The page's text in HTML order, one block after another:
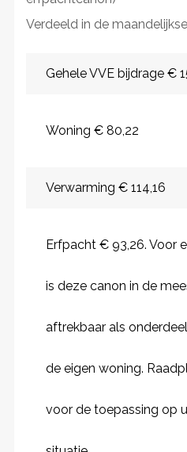
Verdeeld in de
Gehele VVE bijdrage €
Woning € 80,22
Verwarming € 114,16
Erfpacht € 93,26. Voor
is deze canon in de
aftrekbaar als
de eigen woning.
voor de toepassing op